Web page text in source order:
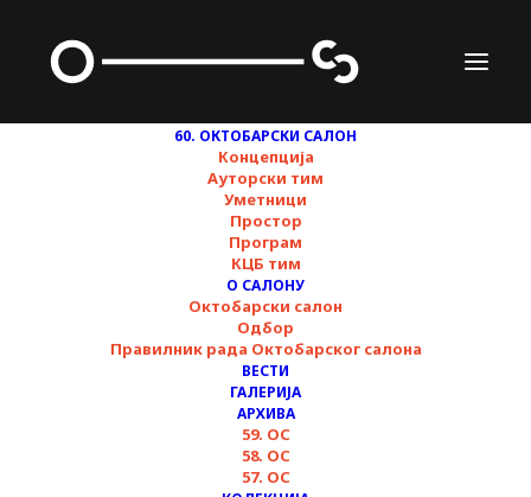
60. ОКТОБАРСКИ САЛОН
Концепција
Ауторски тим
Уметници
Простор
Програм
КЦБ тим
О САЛОНУ
Октобарски салон
Одбор
Правилник рада Октобарског салона
ВЕСТИ
ГАЛЕРИЈА
АРХИВА
59. ОС
58. ОС
57. ОС
Радионица за децу
„Нада је
дисциплина“ ▪︎ 60.
Октобарски салон
14/11/2024